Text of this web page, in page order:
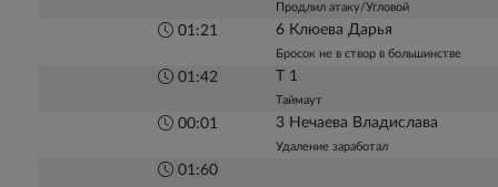
Продлил атаку/Угловой
01:21 6 Клюева Дарья
Бросок не в створ в большинстве
01:42 Т 1
Таймаут
00:01 3 Нечаева Владислава
Удаление заработал
01:60